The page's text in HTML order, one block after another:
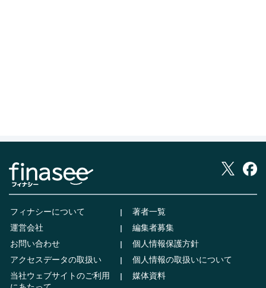
フィナシーについて
著者一覧
運営会社
編集者募集
お問い合わせ
個人情報保護方針
アクセスデータの取扱い
個人情報の取扱いについて
当社ウェブサイトのご利用
媒体資料